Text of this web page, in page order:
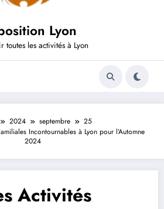
Lyon
toutes les activités à Lyon
2024 septembre
25
Incontournables à Lyon pour l’Automne
2024
Activités